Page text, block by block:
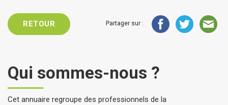
RETOUR Partager sur :
Qui sommes-nous ?
Cet annuaire regroupe des professionnels de la